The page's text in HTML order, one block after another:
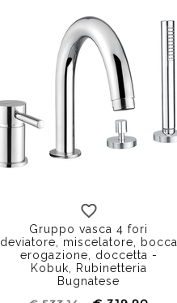
Gruppo vasca 4 fori
deviatore, miscelatore, bocca
erogazione, doccetta -
Kobuk, Rubinetteria
Bugnatese